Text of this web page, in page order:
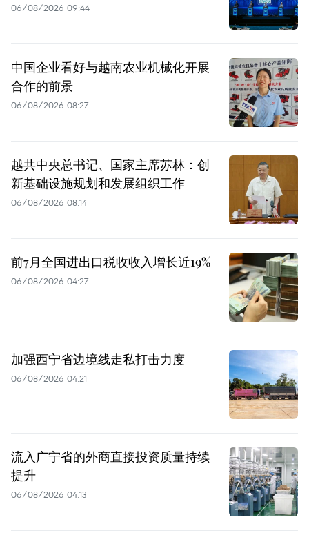
06/08/2026 09:44
中国企业看好与越南农业机械化开展
合作的前景
06/08/2026 08:27
越共中央总书记、国家主席苏林：创
新基础设施规划和发展组织工作
06/08/2026 08:14
前7月全国进出口税收收入增长近19%
06/08/2026 04:27
加强西宁省边境线走私打击力度
06/08/2026 04:21
流入广宁省的外商直接投资质量持续
提升
06/08/2026 04:13